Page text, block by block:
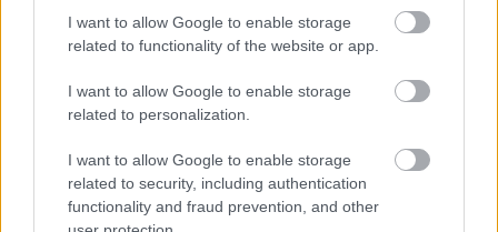
I want to allow Google to enable storage
related to functionality of the website or app.
I want to allow Google to enable storage
related to personalization.
I want to allow Google to enable storage
related to security, including authentication
functionality and fraud prevention, and other
Singhet, akivel annak 1966-ban
bekövetkezett halálig együtt is maradt.
Szvetlána akkor léphette át először a határt,
mikor visszavitte szerelme hamvait Indiába.
Lépéseit itt is közelről monitorozták, de a
nőben ekkor már megszülettet a döntés: nem
akart visszatérni az országba, ahol szörnyű
öröksége alatt fuldoklott. Ezért aztán